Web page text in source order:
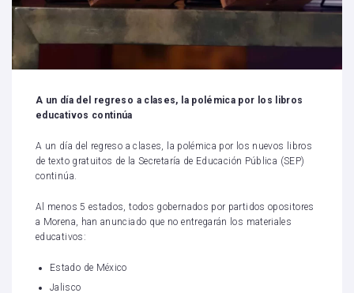
A un día del regreso a clases, la polémica por los libros
educativos continúa
A un día del regreso a clases, la polémica por los nuevos libros
de texto gratuitos de la Secretaría de Educación Pública (SEP)
continúa.
Al menos 5 estados, todos gobernados por partidos opositores
a Morena, han anunciado que no entregarán los materiales
educativos:
Estado de México
Jalisco